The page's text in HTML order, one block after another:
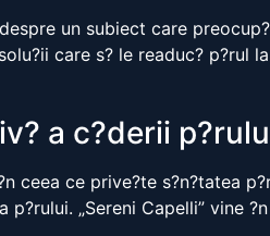
un subiect care
care s? le readuc? p?rul
a c?derii
ceea ce prive?te s?n?tatea
p?rului. „Sereni Capelli” vine